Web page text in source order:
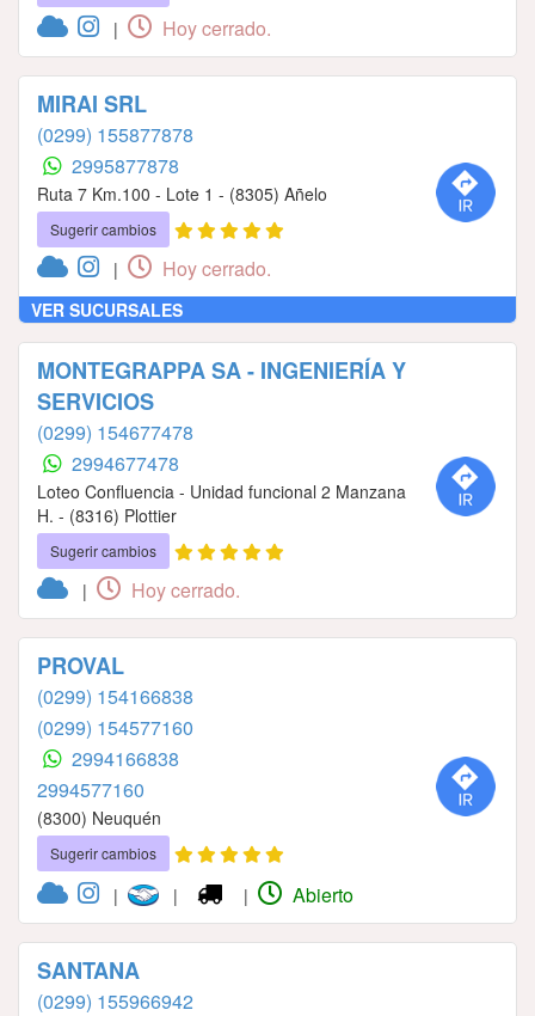
| Hoy cerrado.
MIRAI SRL
(0299) 155877878
2995877878
Ruta 7 Km.100 - Lote 1 - (8305) Añelo
Sugerir cambios
| Hoy cerrado.
VER SUCURSALES
MONTEGRAPPA SA - INGENIERÍA Y
SERVICIOS
(0299) 154677478
2994677478
Loteo Confluencia - Unidad funcional 2 Manzana
H. - (8316) Plottier
Sugerir cambios
| Hoy cerrado.
PROVAL
(0299) 154166838
(0299) 154577160
2994166838
2994577160
(8300) Neuquén
Sugerir cambios
| | | Abierto
SANTANA
(0299) 155966942